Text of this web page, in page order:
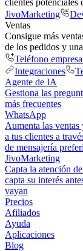
clientes potenciales
JivoMarketing
Ventas
Consigue más
de los pedidos y
Teléfono
Integraciones
Agente de IA
Gestiona las
más frecuentes
WhatsApp
Aumenta las ventas
a tus clientes a
de mensajería
JivoMarketing
Capta la atención
capta su interés
vayan
Precios
Afiliados
Ayuda
Aplicaciones
Blog